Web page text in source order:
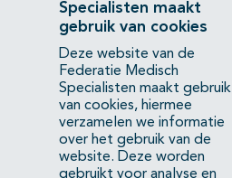
Contact
Mercatorlaan 1200
3528 BL Utrecht
(088) 505 34 34
info@richtlijnendatabase.nl
Specialisten maakt
gebruik van cookies
Deze website van de
Federatie Medisch
Specialisten maakt gebruik
van cookies, hiermee
verzamelen we informatie
over het gebruik van de
website. Deze worden
gebruikt voor analyse en